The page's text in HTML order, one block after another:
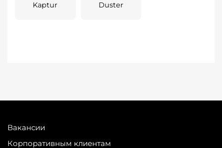
Kaptur Duster
Вакансии
Корпоративным клиентам